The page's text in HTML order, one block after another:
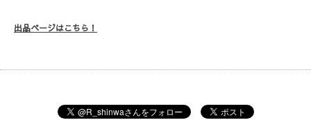
出品ページはこちら！